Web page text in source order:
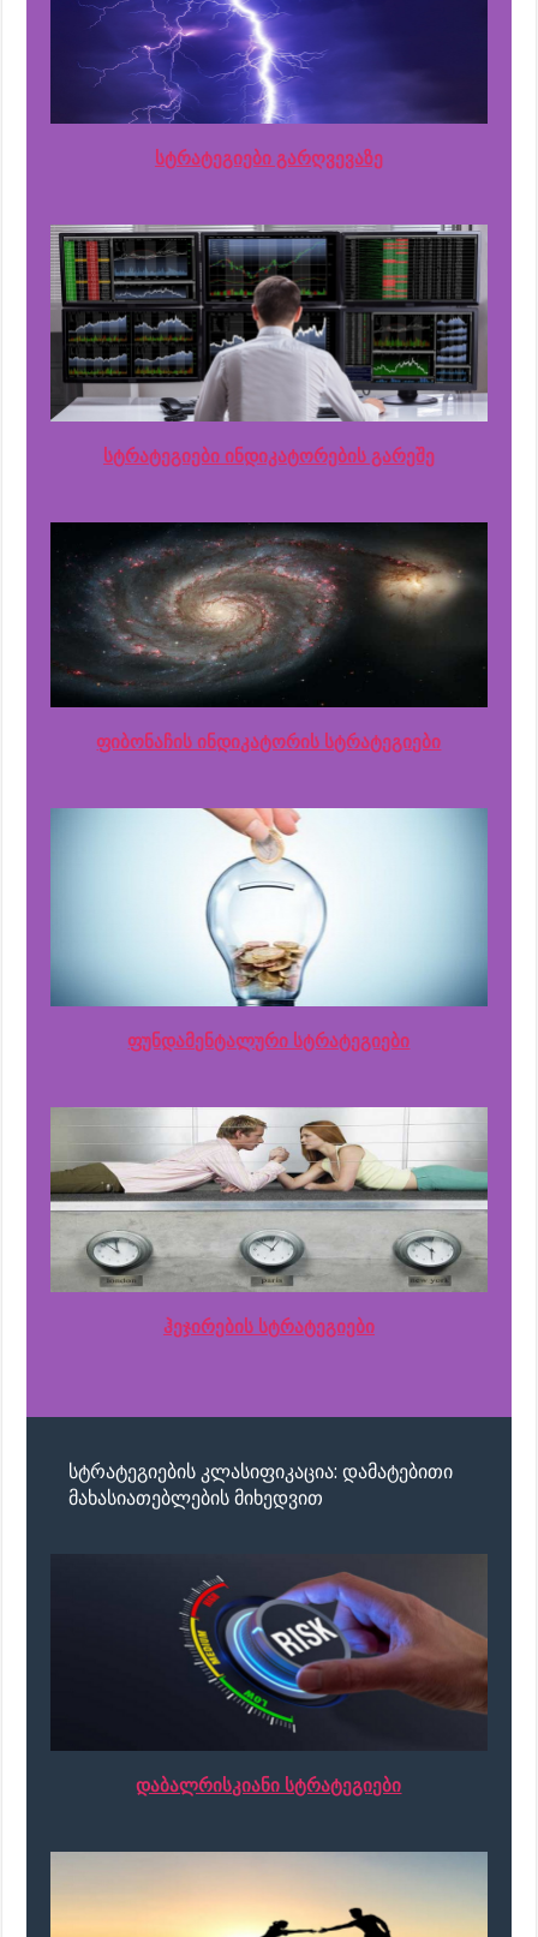
სტრატეგიები გარღვევაზე
სტრატეგიები ინდიკატორების გარეშე
ფიბონაჩის ინდიკატორის სტრატეგიები
ფუნდამენტალური სტრატეგიები
ჰეჯირების სტრატეგიები
სტრატეგიების კლასიფიკაცია: დამატებითი
მახასიათებლების მიხედვით
დაბალრისკიანი სტრატეგიები